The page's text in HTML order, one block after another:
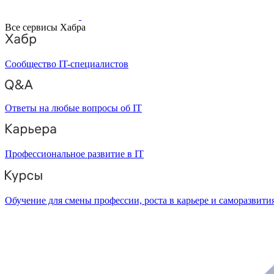
Все сервисы Хабра
Сообщество IT-специалистов
Ответы на любые вопросы об IT
Профессиональное развитие в IT
Обучение для смены профессии, роста в карьере и